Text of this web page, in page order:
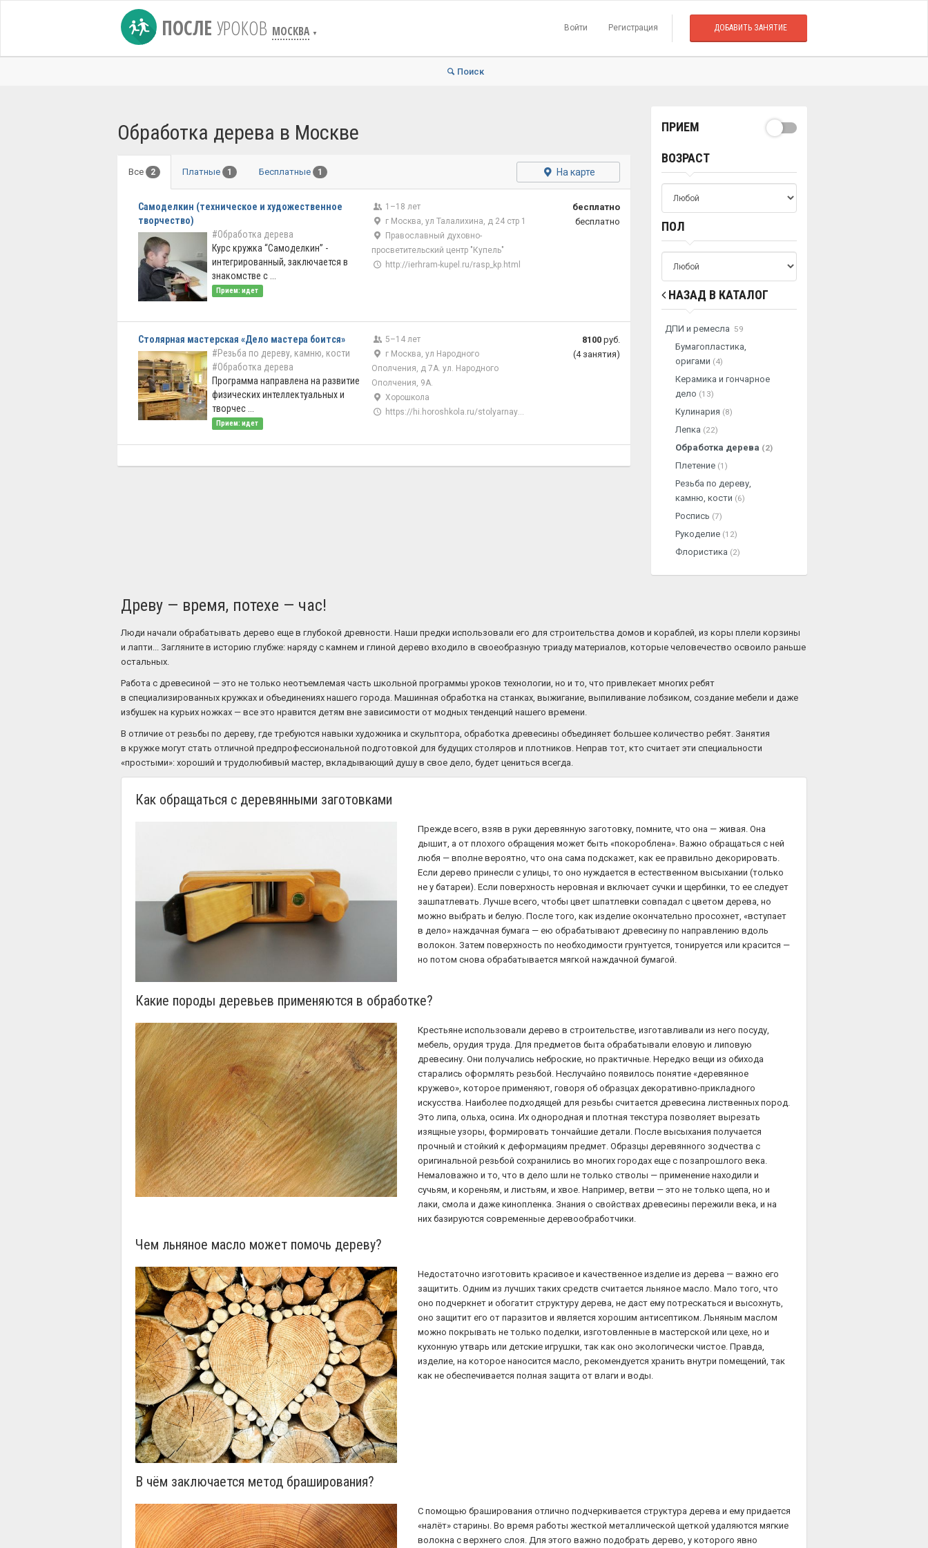
ПОСЛЕ УРОКОВ МОСКВА ▼
Войти Регистрация ДОБАВИТЬ ЗАНЯТИЕ
Поиск
Обработка дерева в Москве
Все 2 Платные 1 Бесплатные 1 На карте
Самоделкин (техническое и художественное
творчество)
#Обработка дерева
Курс кружка “Самоделкин” -
интегрированный, заключается в
знакомстве с ...
Прием: идет
1–18 лет
г Москва, ул Талалихина, д 24 стр 1
Православный духовно-
просветительский центр "Купель"
http://ierhram-kupel.ru/rasp_kp.html
бесплатно
бесплатно
Столярная мастерская «Дело мастера боится»
#Резьба по дереву, камню, кости
#Обработка дерева
Программа направлена на развитие
физических интеллектуальных и
творчес ...
Прием: идет
5–14 лет
г Москва, ул Народного
Ополчения, д 7А. ул. Народного
Ополчения, 9А.
Хорошкола
https://hi.horoshkola.ru/stolyarnaya-masterskaya
8100руб.
(4 занятия)
ПРИЕМ
ВОЗРАСТ
ПОЛ
НАЗАД В КАТАЛОГ
ДПИ и ремесла 59
Бумагопластика,
оригами (4)
Керамика и гончарное
дело (13)
Кулинария (8)
Лепка (22)
Обработка дерева (2)
Плетение (1)
Резьба по дереву,
камню, кости (6)
Роспись (7)
Рукоделие (12)
Флористика (2)
Древу — время, потехе — час!
Люди начали обрабатывать дерево еще в глубокой древности. Наши предки использовали его для строительства домов и кораблей, из коры плели корзины
и лапти... Загляните в историю глубже: наряду с камнем и глиной дерево входило в своеобразную триаду материалов, которые человечество освоило раньше
остальных.
Работа с древесиной — это не только неотъемлемая часть школьной программы уроков технологии, но и то, что привлекает многих ребят
в специализированных кружках и объединениях нашего города. Машинная обработка на станках, выжигание, выпиливание лобзиком, создание мебели и даже
избушек на курьих ножках — все это нравится детям вне зависимости от модных тенденций нашего времени.
В отличие от резьбы по дереву, где требуются навыки художника и скульптора, обработка древесины объединяет большее количество ребят. Занятия
в кружке могут стать отличной предпрофессиональной подготовкой для будущих столяров и плотников. Неправ тот, кто считает эти специальности
«простыми»: хороший и трудолюбивый мастер, вкладывающий душу в свое дело, будет цениться всегда.
Как обращаться с деревянными заготовками
Прежде всего, взяв в руки деревянную заготовку, помните, что она — живая. Она
дышит, а от плохого обращения может быть «покороблена». Важно обращаться с ней
любя — вполне вероятно, что она сама подскажет, как ее правильно декорировать.
Если дерево принесли с улицы, то оно нуждается в естественном высыхании (только
не у батареи). Если поверхность неровная и включает сучки и щербинки, то ее следует
зашпатлевать. Лучше всего, чтобы цвет шпатлевки совпадал с цветом дерева, но
можно выбрать и белую. После того, как изделие окончательно просохнет, «вступает
в дело» наждачная бумага — ею обрабатывают древесину по направлению вдоль
волокон. Затем поверхность по необходимости грунтуется, тонируется или красится —
но потом снова обрабатывается мягкой наждачной бумагой.
Какие породы деревьев применяются в обработке?
Крестьяне использовали дерево в строительстве, изготавливали из него посуду,
мебель, орудия труда. Для предметов быта обрабатывали еловую и липовую
древесину. Они получались неброские, но практичные. Нередко вещи из обихода
старались оформлять резьбой. Неслучайно появилось понятие «деревянное
кружево», которое применяют, говоря об образцах декоративно-прикладного
искусства. Наиболее подходящей для резьбы считается древесина лиственных пород.
Это липа, ольха, осина. Их однородная и плотная текстура позволяет вырезать
изящные узоры, формировать тончайшие детали. После высыхания получается
прочный и стойкий к деформациям предмет. Образцы деревянного зодчества с
оригинальной резьбой сохранились во многих городах еще с позапрошлого века.
Немаловажно и то, что в дело шли не только стволы — применение находили и
сучьям, и кореньям, и листьям, и хвое. Например, ветви — это не только щепа, но и
лаки, смола и даже кинопленка. Знания о свойствах древесины пережили века, и на
них базируются современные деревообработчики.
Чем льняное масло может помочь дереву?
Недостаточно изготовить красивое и качественное изделие из дерева — важно его
защитить. Одним из лучших таких средств считается льняное масло. Мало того, что
оно подчеркнет и обогатит структуру дерева, не даст ему потрескаться и высохнуть,
оно защитит его от паразитов и является хорошим антисептиком. Льняным маслом
можно покрывать не только поделки, изготовленные в мастерской или цехе, но и
кухонную утварь или детские игрушки, так как оно экологически чистое. Правда,
изделие, на которое наносится масло, рекомендуется хранить внутри помещений, так
как не обеспечивается полная защита от влаги и воды.
В чём заключается метод браширования?
С помощью браширования отлично подчеркивается структура дерева и ему придается
«налёт» старины. Во время работы жесткой металлической щеткой удаляются мягкие
волокна с верхнего слоя. Для этого важно подобрать дерево, у которого явно